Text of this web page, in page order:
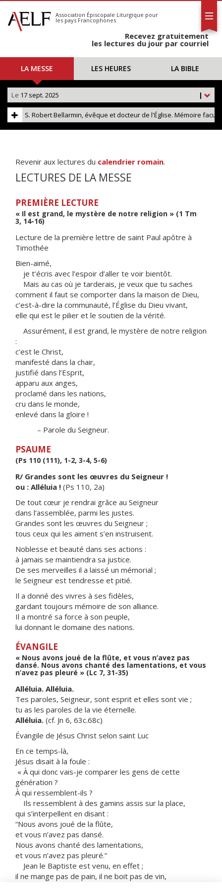
S'abonner
Calendrier
Association Épiscopale Liturgique pour
les pays Francophones
Recevez gratuitement
les lectures du jour par courriel
LA MESSE LES HEURES LA BIBLE
|
Le 17 sept. 2025
S. Robert Bellarmin, évêque et docteur de l'Église. Mémoire
Revenir aux lectures du calendrier romain.
LECTURES DE LA MESSE
PREMIÈRE LECTURE
« Il est grand, le mystère de notre religion » (1 Tm
3, 14-16)
Lecture de la première lettre de saint Paul apôtre à
Timothée
Bien-aimé,
je t’écris avec l’espoir d’aller te voir bientôt.
Mais au cas où je tarderais, je veux que tu saches
comment il faut se comporter dans la maison de Dieu,
c’est-à-dire la communauté, l’Église du Dieu vivant,
elle qui est le pilier et le soutien de la vérité.
Assurément, il est grand, le mystère de notre religion
:
c’est le Christ,
manifesté dans la chair,
justifié dans l’Esprit,
apparu aux anges,
proclamé dans les nations,
cru dans le monde,
enlevé dans la gloire !
– Parole du Seigneur.
PSAUME
(Ps 110 (111), 1-2, 3-4, 5-6)
R/ Grandes sont les œuvres du Seigneur !
ou : Alléluia ! (Ps 110, 2a)
De tout cœur je rendrai grâce au Seigneur
dans l’assemblée, parmi les justes.
Grandes sont les œuvres du Seigneur ;
tous ceux qui les aiment s’en instruisent.
Noblesse et beauté dans ses actions :
à jamais se maintiendra sa justice.
De ses merveilles il a laissé un mémorial ;
le Seigneur est tendresse et pitié.
Il a donné des vivres à ses fidèles,
gardant toujours mémoire de son alliance.
Il a montré sa force à son peuple,
lui donnant le domaine des nations.
ÉVANGILE
« Nous avons joué de la flûte, et vous n’avez pas
dansé. Nous avons chanté des lamentations, et vous
n’avez pas pleuré » (Lc 7, 31-35)
Alléluia. Alléluia.
Tes paroles, Seigneur, sont esprit et elles sont vie ;
tu as les paroles de la vie éternelle.
Alléluia. (cf. Jn 6, 63c.68c)
Évangile de Jésus Christ selon saint Luc
En ce temps-là,
Jésus disait à la foule :
« À qui donc vais-je comparer les gens de cette
génération ?
À qui ressemblent-ils ?
Ils ressemblent à des gamins assis sur la place,
qui s’interpellent en disant :
“Nous avons joué de la flûte,
et vous n’avez pas dansé.
Nous avons chanté des lamentations,
et vous n’avez pas pleuré.”
Jean le Baptiste est venu, en effet ;
il ne mange pas de pain, il ne boit pas de vin,